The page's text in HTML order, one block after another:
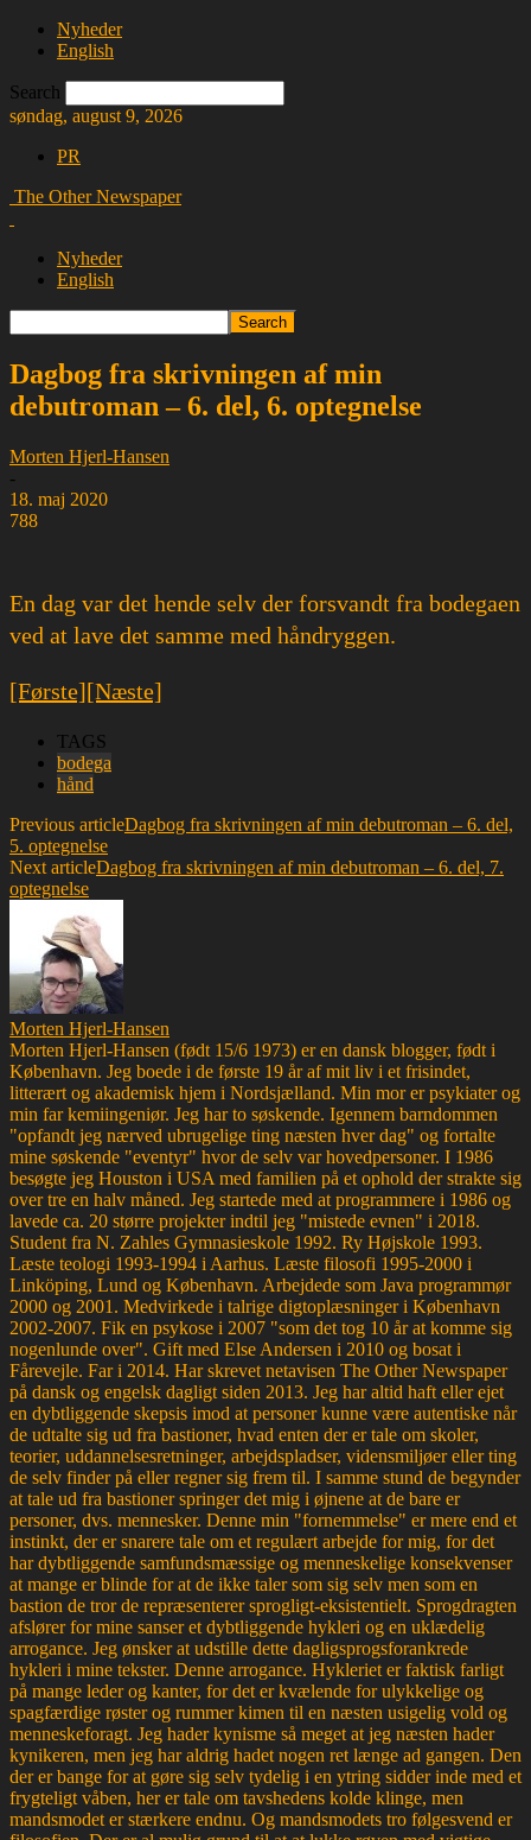
Nyheder
English
Search
søndag, august 9, 2026
PR
The Other Newspaper
Nyheder
English
Dagbog fra skrivningen af min
debutroman – 6. del, 6. optegnelse
Morten Hjerl-Hansen
-
18. maj 2020
788
En dag var det hende selv der forsvandt fra bodegaen
ved at lave det samme med håndryggen.
[Første][Næste]
TAGS
bodega
hånd
Previous articleDagbog fra skrivningen af min debutroman – 6. del,
5. optegnelse
Next articleDagbog fra skrivningen af min debutroman – 6. del, 7.
optegnelse
Morten Hjerl-Hansen
Morten Hjerl-Hansen (født 15/6 1973) er en dansk blogger, født i
København. Jeg boede i de første 19 år af mit liv i et frisindet,
litterært og akademisk hjem i Nordsjælland. Min mor er psykiater og
min far kemiingeniør. Jeg har to søskende. Igennem barndommen
"opfandt jeg nærved ubrugelige ting næsten hver dag" og fortalte
mine søskende "eventyr" hvor de selv var hovedpersoner. I 1986
besøgte jeg Houston i USA med familien på et ophold der strakte sig
over tre en halv måned. Jeg startede med at programmere i 1986 og
lavede ca. 20 større projekter indtil jeg "mistede evnen" i 2018.
Student fra N. Zahles Gymnasieskole 1992. Ry Højskole 1993.
Læste teologi 1993-1994 i Aarhus. Læste filosofi 1995-2000 i
Linköping, Lund og København. Arbejdede som Java programmør
2000 og 2001. Medvirkede i talrige digtoplæsninger i København
2002-2007. Fik en psykose i 2007 "som det tog 10 år at komme sig
nogenlunde over". Gift med Else Andersen i 2010 og bosat i
Fårevejle. Far i 2014. Har skrevet netavisen The Other Newspaper
på dansk og engelsk dagligt siden 2013. Jeg har altid haft eller ejet
en dybtliggende skepsis imod at personer kunne være autentiske når
de udtalte sig ud fra bastioner, hvad enten der er tale om skoler,
teorier, uddannelsesretninger, arbejdspladser, vidensmiljøer eller ting
de selv finder på eller regner sig frem til. I samme stund de begynder
at tale ud fra bastioner springer det mig i øjnene at de bare er
personer, dvs. mennesker. Denne min "fornemmelse" er mere end et
instinkt, der er snarere tale om et regulært arbejde for mig, for det
har dybtliggende samfundsmæssige og menneskelige konsekvenser
at mange er blinde for at de ikke taler som sig selv men som en
bastion de tror de repræsenterer sprogligt-eksistentielt. Sprogdragten
afslører for mine sanser et dybtliggende hykleri og en uklædelig
arrogance. Jeg ønsker at udstille dette dagligsprogsforankrede
hykleri i mine tekster. Denne arrogance. Hykleriet er faktisk farligt
på mange leder og kanter, for det er kvælende for ulykkelige og
spagfærdige røster og rummer kimen til en næsten usigelig vold og
menneskeforagt. Jeg hader kynisme så meget at jeg næsten hader
kynikeren, men jeg har aldrig hadet nogen ret længe ad gangen. Den
der er bange for at gøre sig selv tydelig i en ytring sidder inde med et
frygteligt våben, her er tale om tavshedens kolde klinge, men
mandsmodet er stærkere endnu. Og mandsmodets tro følgesvend er